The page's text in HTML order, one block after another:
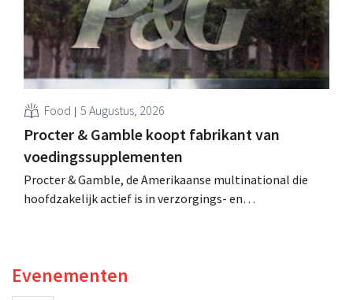
Food 5 Augustus, 2026
Procter & Gamble koopt fabrikant van
voedingssupplementen
Procter & Gamble, de Amerikaanse multinational die
hoofdzakelijk actief is in verzorgings- en
Evenementen